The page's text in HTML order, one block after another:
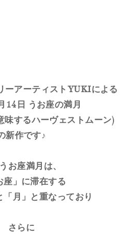
ーアーティストYUKIによる
14日 うお座の満月
味するハーヴェストムーン)
新作です♪
お座満月は、
座」に滞在する
「月」と重なっており
さらに